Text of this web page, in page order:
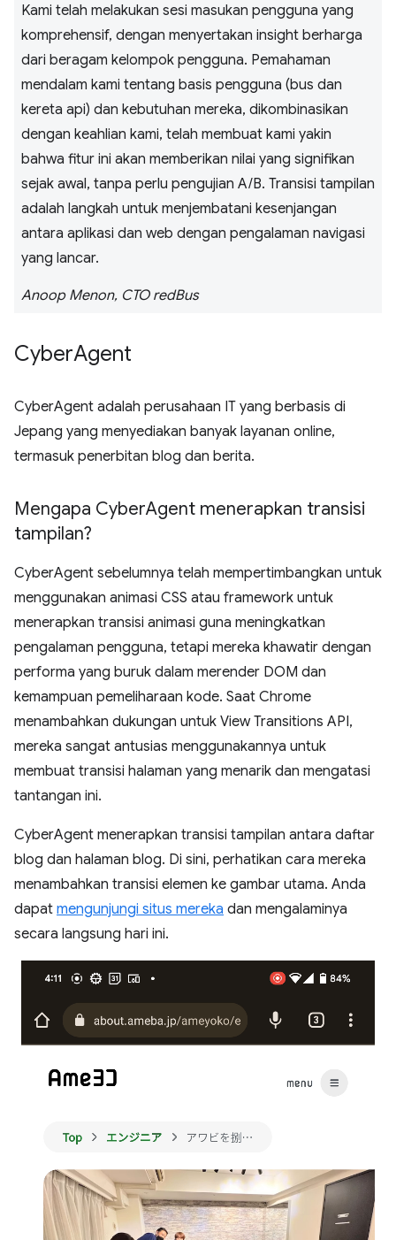
Kami telah melakukan sesi masukan pengguna yang
komprehensif, dengan menyertakan insight berharga
dari beragam kelompok pengguna. Pemahaman
mendalam kami tentang basis pengguna (bus dan
kereta api) dan kebutuhan mereka, dikombinasikan
dengan keahlian kami, telah membuat kami yakin
bahwa fitur ini akan memberikan nilai yang signifikan
sejak awal, tanpa perlu pengujian A/B. Transisi tampilan
adalah langkah untuk menjembatani kesenjangan
antara aplikasi dan web dengan pengalaman navigasi
yang lancar.
Anoop Menon, CTO redBus
CyberAgent
CyberAgent adalah perusahaan IT yang berbasis di
Jepang yang menyediakan banyak layanan online,
termasuk penerbitan blog dan berita.
Mengapa CyberAgent menerapkan transisi
tampilan?
CyberAgent sebelumnya telah mempertimbangkan untuk
menggunakan animasi CSS atau framework untuk
menerapkan transisi animasi guna meningkatkan
pengalaman pengguna, tetapi mereka khawatir dengan
performa yang buruk dalam merender DOM dan
kemampuan pemeliharaan kode. Saat Chrome
menambahkan dukungan untuk View Transitions API,
mereka sangat antusias menggunakannya untuk
membuat transisi halaman yang menarik dan mengatasi
tantangan ini.
CyberAgent menerapkan transisi tampilan antara daftar
blog dan halaman blog. Di sini, perhatikan cara mereka
menambahkan transisi elemen ke gambar utama. Anda
dapat mengunjungi situs mereka dan mengalaminya
secara langsung hari ini.